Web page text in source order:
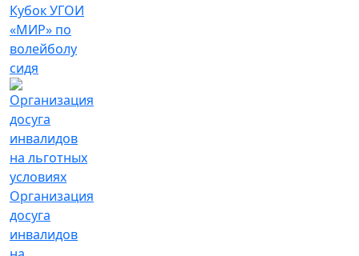
Кубок УГОИ
«МИР» по
волейболу
сидя
Организация
досуга
инвалидов